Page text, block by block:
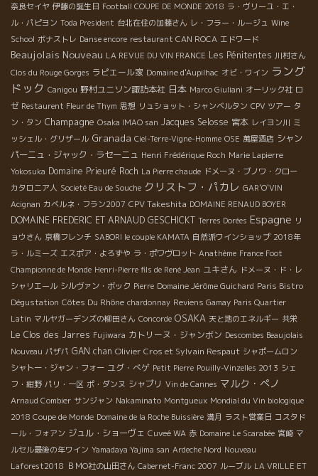
奈良セイヤ 伊藤の誕生日 Football COUPE DE MONDE 2018 ラ・ヴリーユ・エ・
ル・パピヨン Toda President 台北在住の加藤さん レ・フラー・ルージュ Wine
School ボナストレ Danse encore restaurant CAN ROCA エドワード
Beaujolais Nouveau LA REVUE DU VIN FRANCE Les Pénitentes 川村さん
Clos du Rouge Gorges ラピエール家 Domaine d'Aupilhac オビ・ワイン ラング
ドック Canigou 野村ユニソン諏訪本社 日本 Marco Giuliani オーリック社 ロ
ゼ Restaurent Fleur de Thym 思想 リュショット・シャンベルタン CPV ツアー タ
ン・タン Champagne Osaka IMAO san Jacques Selosse 宮本 レイヨン川 ミ
ッシェル・グリザール Granada Ciel-Terre-Vigne-Homme OSE 萬屋酒店 シャン
パーニュ・ジャック・ラセーニュ Henri Frédérique Roch Marie Lapierre
Yokosuka Domaine Prieuré Roch La Pierre chaude ドメーヌ・ブノワ・クロー
カタロニア人 Societé Eau de Souche クリストフ・パカレ GAR'O'VIN
Acignan カベルネ・フラン2007 CPV Takeshita DOMAINE RENAUD BOYER
DOMAINE FREDERIC ET ARNAUD GESCHICKT Terres Dorées Espagne リ
ョウさん 京橋フレンチ SABORI le couple KAMATA 自然派ワインショップ 2018年
ラ・ルミーズ エスポア・よろずや ラ・ポワヴロット Anathème France Foot
Championne de Monde Henri-Pierre fils de René Jean ユキさん ドメーヌ・ド・レ
シャリエール シルヴァン・ボック Pierre Domaine Jérôme Guichard Paris Bistro
Dégustation Côtes Du Rhône chardonnay Reviens Gamay Paris Quartier
Latin マルヤガーデンズの柳田さん Concorde OSAKA 天と地のエネルギー 共栄
Le Clos des Jarres Fujiwara カトリーヌ・ジャンボン Descombes Beaujolais
Nouveau パザパ GAN chan Olivier Cros et Sylvain Respaut シャポームロン
シャトー・ジャン・フォー ユグ・べゲ Petit Pierre Pouilly-Vinzelles 2013 シェ
フ・紺野 パリ・一区 ポ・ダンヌ シャブリ Vin de Cannes マルク・ぺノ
Arnaud Combier サンジャン Nakaminato Montgueux Mondial du Vin biologique
2018 Coupe de Monde Domaine de la Roche Buissière 満月 ラスト営業日 コスタド
ール・フォアン ジュル・ショーヴェ Cuveé WA 赤 Domaine Le Scarabée 宮崎 マ
ルセル最後の年ワイン Yamadaya Yajima san Ardeche Nord Nouveau
Laforest2018 ＢＭО社の山田さん Cabernet-Franc 2007 ルーブル LA VRILLE ET